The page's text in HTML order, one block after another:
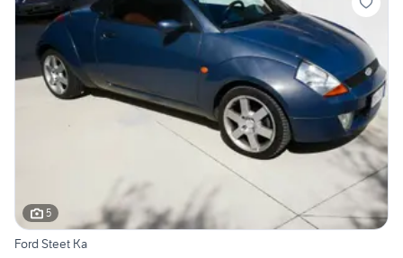
5
Ford Steet Ka